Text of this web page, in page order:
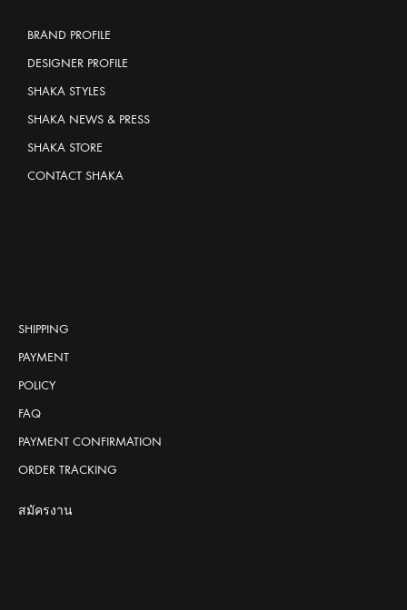
BRAND PROFILE
DESIGNER PROFILE
SHAKA STYLES
SHAKA NEWS & PRESS
SHAKA STORE
CONTACT SHAKA
SHIPPING
PAYMENT
POLICY
FAQ
PAYMENT CONFIRMATION
ORDER TRACKING
สมัครงาน